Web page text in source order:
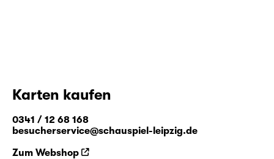
Karten kaufen
0341 / 12 68 168
besucherservice@schauspiel-leipzig.de
Zum Webshop